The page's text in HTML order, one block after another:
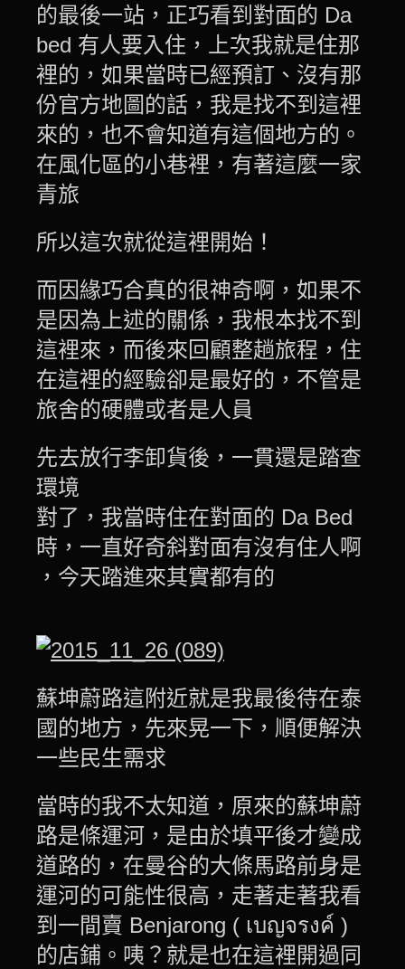
的最後一站，正巧看到對面的 Da
bed 有人要入住，上次我就是住那
裡的，如果當時已經預訂、沒有那
份官方地圖的話，我是找不到這裡
來的，也不會知道有這個地方的。
在風化區的小巷裡，有著這麼一家
青旅
所以這次就從這裡開始！
而因緣巧合真的很神奇啊，如果不
是因為上述的關係，我根本找不到
這裡來，而後來回顧整趟旅程，住
在這裡的經驗卻是最好的，不管是
旅舍的硬體或者是人員
先去放行李卸貨後，一貫還是踏查
環境
對了，我當時住在對面的 Da Bed
時，一直好奇斜對面有沒有住人啊
，今天踏進來其實都有的
蘇坤蔚路這附近就是我最後待在泰
國的地方，先來晃一下，順便解決
一些民生需求
當時的我不太知道，原來的蘇坤蔚
路是條運河，是由於填平後才變成
道路的，在曼谷的大條馬路前身是
運河的可能性很高，走著走著我看
到一間賣 Benjarong ( เบญจรงค์ )
的店鋪。咦？就是也在這裡開過同